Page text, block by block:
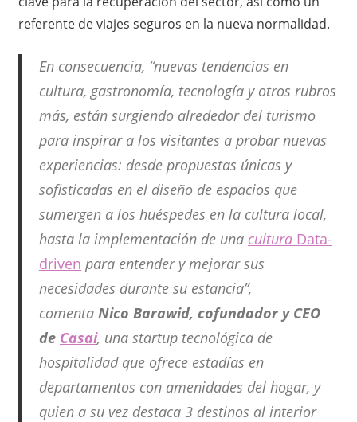
i
ó
n
e
n
M
é
x
i
c
o
referente de viajes seguros en la nueva normalidad.
En consecuencia, “nuevas tendencias en
cultura, gastronomía, tecnología y otros rubros
más, están surgiendo alrededor del turismo
para inspirar a los visitantes a probar nuevas
experiencias: desde propuestas únicas y
sofisticadas en el diseño de espacios que
sumergen a los huéspedes en la cultura local,
hasta la implementación de una cultura Data-
driven para entender y mejorar sus
necesidades durante su estancia”,
comenta Nico Barawid, cofundador y CEO
de Casai, una startup tecnológica de
hospitalidad que ofrece estadías en
departamentos con amenidades del hogar, y
quien a su vez destaca 3 destinos al interior